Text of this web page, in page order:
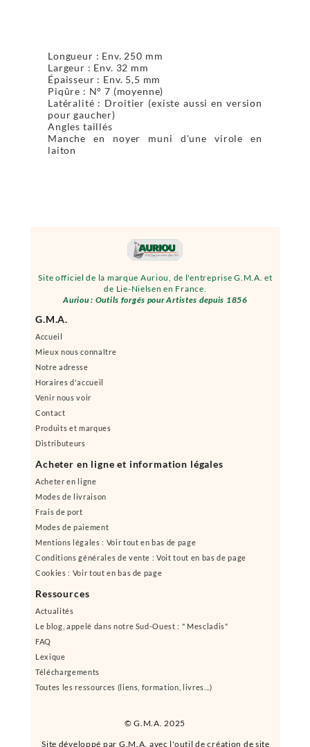
© G.M.A. 2025
Site officiel de la marque Auriou, de l'entreprise G.M.A. et
de Lie-Nielsen en France.
Auriou : Outils forgés pour Artistes depuis 1856
Site développé par G.M.A. avec l'outil de création de site
G.M.A.
Accueil
Mieux nous connaître
Notre adresse
Horaires d'accueil
Venir nous voir
Contact
Produits et marques
Distributeurs
Acheter en ligne et information légales
Acheter en ligne
Modes de livraison
Frais de port
Modes de paiement
Mentions légales : Voir tout en bas de page
Conditions générales de vente : Voit tout en bas de page
Cookies : Voir tout en bas de page
Ressources
Actualités
Le blog, appelé dans notre Sud-Ouest : " Mescladis"
FAQ
Lexique
Téléchargements
Toutes les ressources (liens, formation, livres...)
Longueur : Env. 250 mm
Largeur : Env. 32 mm
Épaisseur : Env. 5,5 mm
Piqûre : N° 7 (moyenne)
Latéralité : Droitier (existe aussi en version
pour gaucher)
Angles taillés
Manche en noyer muni d'une virole en
laiton